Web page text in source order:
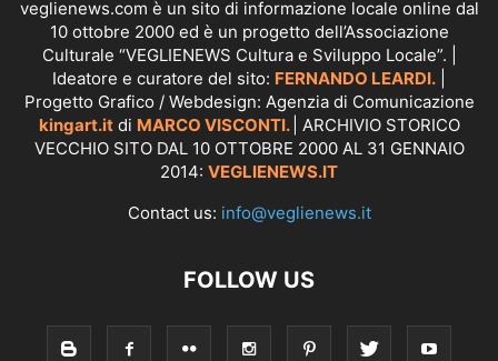
veglienews.com è un sito di informazione locale online dal
10 ottobre 2000 ed è un progetto dell’Associazione
Culturale “VEGLIENEWS Cultura e Sviluppo Locale”. |
Ideatore e curatore del sito: FERNANDO LEARDI.
Progetto Grafico / Webdesign: Agenzia di Comunicazione
kingart.itdi MARCO VISCONTI. | ARCHIVIO STORICO
VECCHIO SITO DAL 10 OTTOBRE 2000 AL 31 GENNAIO
2014: VEGLIENEWS.IT
Contact us: info@veglienews.it
FOLLOW US